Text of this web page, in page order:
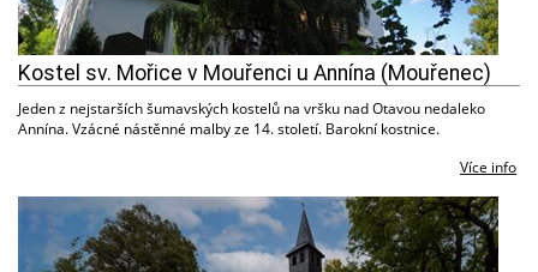
Kostel sv. Mořice v Mouřenci u Annína (Mouřenec)
Jeden z nejstarších šumavských kostelů na vršku nad Otavou nedaleko
Annína. Vzácné nástěnné malby ze 14. století. Barokní kostnice.
Více info